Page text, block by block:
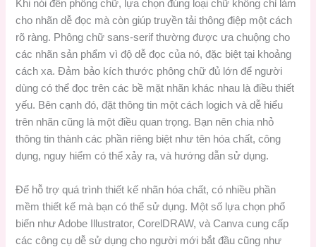
Khi nói đến phông chữ, lựa chọn đúng loại chữ không chỉ làm
cho nhãn dễ đọc mà còn giúp truyền tải thông điệp một cách
rõ ràng. Phông chữ sans-serif thường được ưa chuộng cho
các nhãn sản phẩm vì độ dễ đọc của nó, đặc biệt tại khoảng
cách xa. Đảm bảo kích thước phông chữ đủ lớn để người
dùng có thể đọc trên các bề mặt nhãn khác nhau là điều thiết
yếu. Bên cạnh đó, đặt thông tin một cách logich và dễ hiểu
trên nhãn cũng là một điều quan trọng. Bạn nên chia nhỏ
thông tin thành các phần riêng biệt như tên hóa chất, công
dụng, nguy hiểm có thể xảy ra, và hướng dẫn sử dụng.
Để hỗ trợ quá trình thiết kế nhãn hóa chất, có nhiều phần
mềm thiết kế mà bạn có thể sử dụng. Một số lựa chọn phổ
biến như Adobe Illustrator, CorelDRAW, và Canva cung cấp
các công cụ dễ sử dụng cho người mới bắt đầu cũng như